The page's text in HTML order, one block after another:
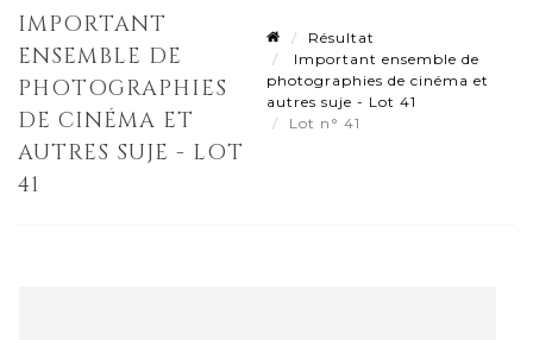
IMPORTANT
ENSEMBLE DE
PHOTOGRAPHIES
DE CINÉMA ET
AUTRES SUJE - LOT
41
Résultat
Important ensemble de
photographies de cinéma et
autres suje - Lot 41
Lot n° 41